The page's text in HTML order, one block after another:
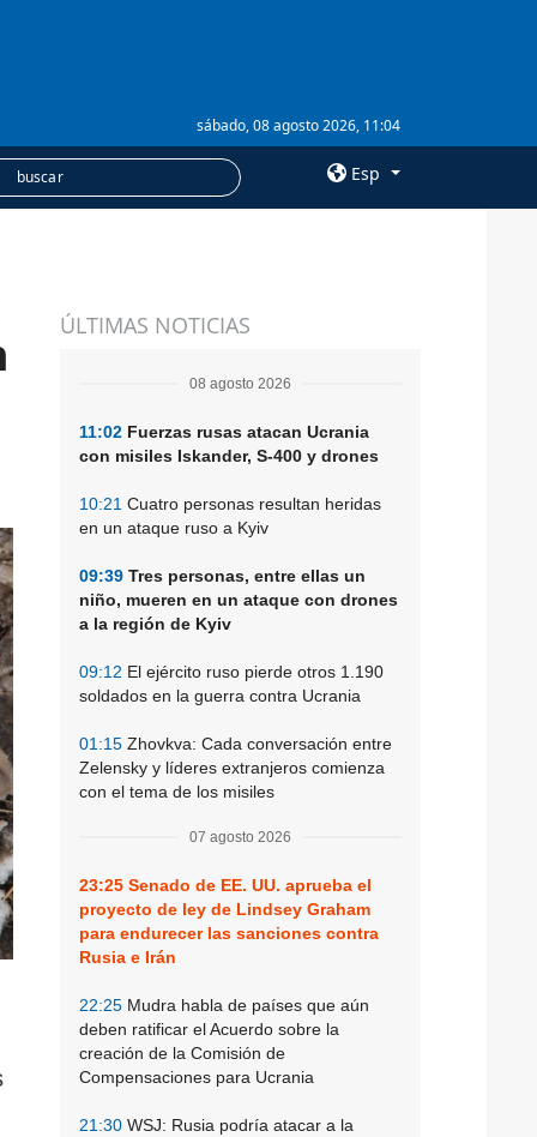
sábado, 08 agosto 2026, 11:04
Esp
Suscripción
ÚLTIMAS NOTICIAS
08 agosto 2026
11:02 Fuerzas rusas atacan Ucrania
con misiles Iskander, S-400 y drones
10:21 Cuatro personas resultan heridas
en un ataque ruso a Kyiv
09:39 Tres personas, entre ellas un
niño, mueren en un ataque con drones
a la región de Kyiv
09:12 El ejército ruso pierde otros 1.190
soldados en la guerra contra Ucrania
01:15 Zhovkva: Cada conversación entre
Zelensky y líderes extranjeros comienza
con el tema de los misiles
07 agosto 2026
23:25 Senado de EE. UU. aprueba el
proyecto de ley de Lindsey Graham
para endurecer las sanciones contra
Rusia e Irán
22:25 Mudra habla de países que aún
deben ratificar el Acuerdo sobre la
creación de la Comisión de
Compensaciones para Ucrania
21:30 WSJ: Rusia podría atacar a la